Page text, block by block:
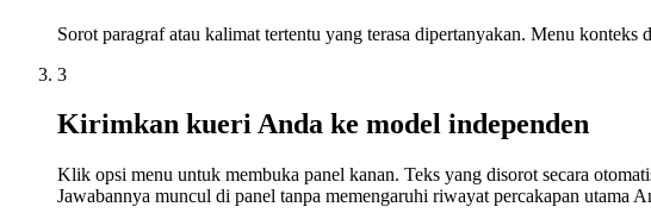
Sorot paragraf atau kalimat tertentu yang terasa dipertanyakan. Menu
3
Kirimkan kueri Anda ke model independen
Klik opsi menu untuk membuka panel kanan. Teks yang disorot secara
Jawabannya muncul di panel tanpa memengaruhi riwayat percakapan utama